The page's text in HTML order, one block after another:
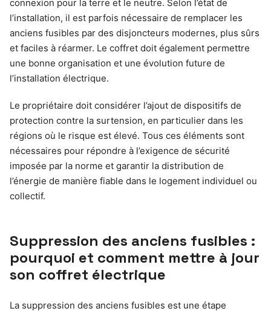
connexion pour la terre et le neutre. Selon l’état de
l’installation, il est parfois nécessaire de remplacer les
anciens fusibles par des disjoncteurs modernes, plus sûrs
et faciles à réarmer. Le coffret doit également permettre
une bonne organisation et une évolution future de
l’installation électrique.
Le propriétaire doit considérer l’ajout de dispositifs de
protection contre la surtension, en particulier dans les
régions où le risque est élevé. Tous ces éléments sont
nécessaires pour répondre à l’exigence de sécurité
imposée par la norme et garantir la distribution de
l’énergie de manière fiable dans le logement individuel ou
collectif.
Suppression des anciens fusibles :
pourquoi et comment mettre à jour
son coffret électrique
La suppression des anciens fusibles est une étape